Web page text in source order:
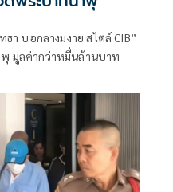
า บอกลางมงาย สไตล์ CIB”
มูลค่ากว่าหมื่นล้านบาท